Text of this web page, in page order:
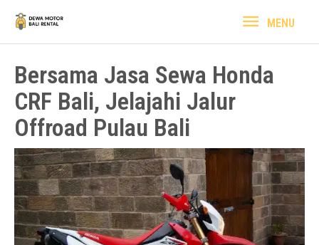
Lewati
MENU
MENU
Bersama Jasa Sewa Honda
CRF Bali, Jelajahi Jalur
Offroad Pulau Bali